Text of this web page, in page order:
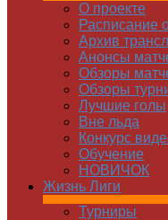
О проекте
Расписание
Архив
Анонсы
Обзоры
Обзоры
Лучшие голы
Вне льда
Конкурс
Обучение
НОВИЧОК
Жизнь Лиги
Турниры